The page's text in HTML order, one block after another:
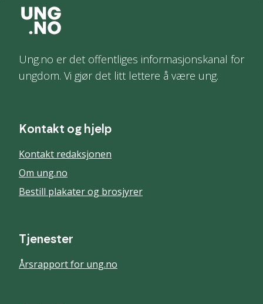
Ung.no er det offentliges informasjonskanal for
ungdom. Vi gjør det litt lettere å være ung.
Kontakt og hjelp
Kontakt redaksjonen
Om ung.no
Bestill plakater og brosjyrer
Tjenester
Årsrapport for ung.no